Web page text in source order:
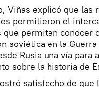
Viñas explicó que las
permitieron el
que permiten conocer
soviética en la
Rusia una vía para
sobre la historia de
satisfecho de que